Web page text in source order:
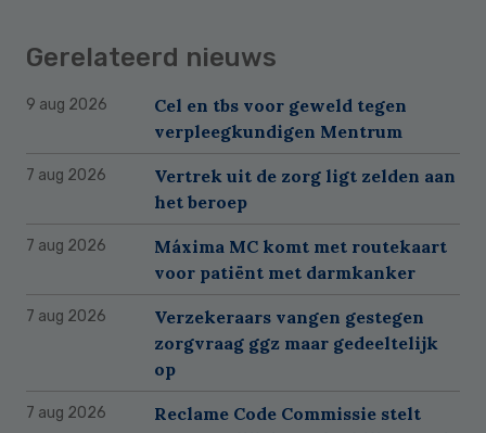
Gerelateerd nieuws
9 aug 2026
Cel en tbs voor geweld tegen
verpleegkundigen Mentrum
7 aug 2026
Vertrek uit de zorg ligt zelden aan
het beroep
7 aug 2026
Máxima MC komt met routekaart
voor patiënt met darmkanker
7 aug 2026
Verzekeraars vangen gestegen
zorgvraag ggz maar gedeeltelijk
op
7 aug 2026
Reclame Code Commissie stelt